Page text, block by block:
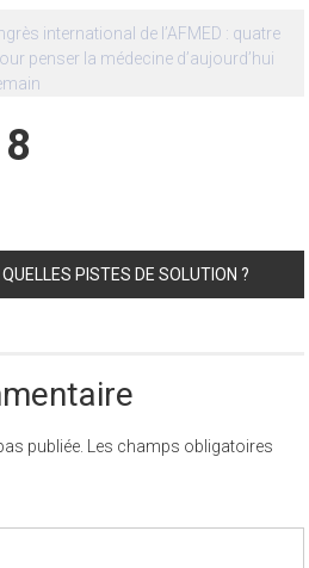
international de l’AFMED : quatre
penser la médecine d’aujourd’hui
PISTES DE SOLUTION ?
publiée. Les champs obligatoires